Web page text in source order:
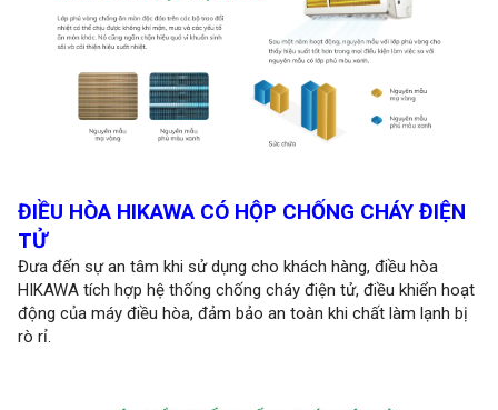
ĐIỀU HÒA HIKAWA CÓ HỘP CHỐNG CHÁY ĐIỆN
TỬ
Đưa đến sự an tâm khi sử dụng cho khách hàng, điều hòa
HIKAWA tích hợp hệ thống chống cháy điện tử, điều khiển hoạt
động của máy điều hòa, đảm bảo an toàn khi chất làm lạnh bị
rò rỉ.